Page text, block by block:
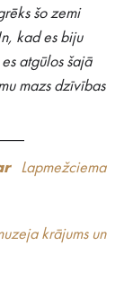
šo zemi
kad es biju
atgūlos šajā
mazs dzīvības
Lapmežciema
krājums un